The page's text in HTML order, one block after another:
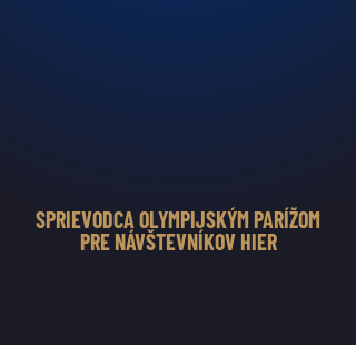
SPRIEVODCA OLYMPIJSKÝM PARÍŽOM
PRE NÁVŠTEVNÍKOV HIER